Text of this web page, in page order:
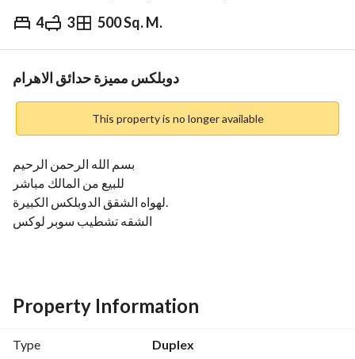
4 3 500 Sq. M.
EGP 5,200,000
Overview Trends & Indices
دوبلكس مميزة حدائق الاهرام
This property is no longer available
بسم الله الرحمن الرحيم
للبيع من المالك مباشر
لهواه الشقق الدوبلكس الكبيرة.
الشقه تشطيب سوبر لوكس
3 حمامات
منهم غرفه ماستر.
Property Information
Type Duplex